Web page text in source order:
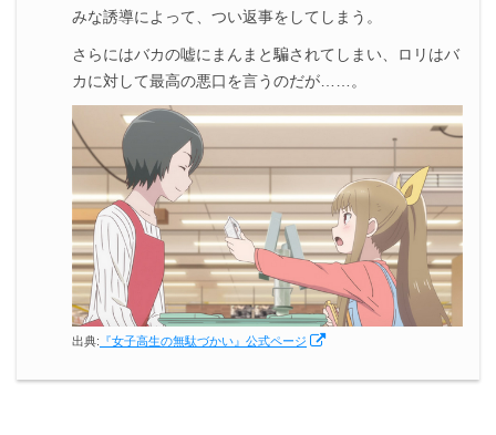
みな誘導によって、つい返事をしてしまう。
さらにはバカの嘘にまんまと騙されてしまい、ロリはバ
カに対して最高の悪口を言うのだが……。
出典: 『女子高生の無駄づかい』公式ページ